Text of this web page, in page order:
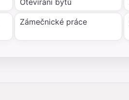
Zámečnické práce